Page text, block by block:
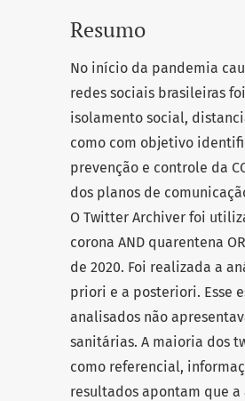
Resumo
No início da pandemia
redes sociais brasileiras
isolamento social,
como com objetivo
prevenção e controle da
dos planos de
O Twitter Archiver foi
corona AND quarentena
de 2020. Foi realizada a
priori e a posteriori. Esse
analisados não
sanitárias. A maioria dos
como referencial,
resultados apontam que a